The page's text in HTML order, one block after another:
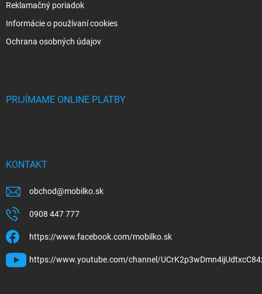
Reklamačný poriadok
Informácie o používaní cookies
Ochrana osobných údajov
PRIJÍMAME ONLINE PLATBY
KONTAKT
obchod@mobilko.sk
0908 447 777
https://www.facebook.com/mobilko.sk
https://www.youtube.com/channel/